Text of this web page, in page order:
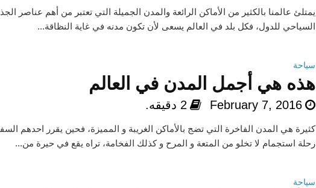
يمتلئ عالمنا بالكثير من الأماكن الرائعة والمدن الجميلة التي تعتبر من أهم عناصر
السياحي للدول، فكل بلد في العالم يسعى لأن تكون مدنه في غاية النظاقة...
سياحة
هذه هي أجمل المدن في العالم
February 7, 2016 2 دقيقه.
كثيرة هي المدن الفاخرة التي تضج بالأماكن الغريبة و المميزة، فحين يقرر احدهم
رحلة استجمام لا تخلو من المتعة و المرح و كذلك الفخامة، تراه يقع في حيرة من...
سياحة